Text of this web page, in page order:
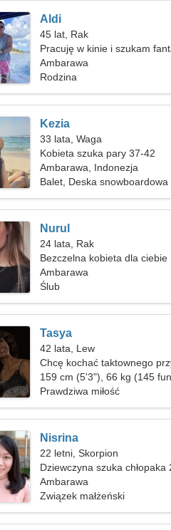
Aldi
45 lat, Rak
Pracuję w kinie i szukam
kobiety
Ambarawa
Rodzina
Kezia
33 lata, Waga
Kobieta szuka pary 37-42
Ambarawa, Indonezja
Balet, Deska snowboardowa
Nurul
24 lata, Rak
Bezczelna kobieta dla ciebie
Ambarawa
Ślub
Tasya
42 lata, Lew
Chcę kochać taktownego
159 cm (5'3"), 66 kg (145
Prawdziwa miłość
Nisrina
22 letni, Skorpion
Dziewczyna szuka chłopaka
Ambarawa
Związek małżeński